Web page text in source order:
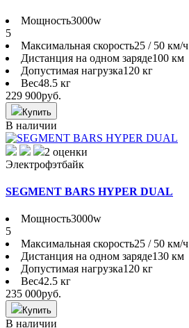
Мощность3000w
5
Максимальная скорость25 / 50 км/ч
Дистанция на одном заряде100 км
Допустимая нагрузка120 кг
Вес48.5 кг
229 900руб.
Купить
В наличии
2 оценки
Электрофэтбайк
SEGMENT BARS HYPER DUAL
Мощность3000w
5
Максимальная скорость25 / 50 км/ч
Дистанция на одном заряде130 км
Допустимая нагрузка120 кг
Вес42.5 кг
235 000руб.
Купить
В наличии